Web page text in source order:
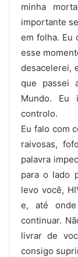
minha
importante
em folha. Eu
esse
desacelerei,
que passei
Mundo. Eu
controlo.
Eu falo com
raivosas,
palavra
para o lado
levo você,
e, até
continuar.
livrar de
consigo